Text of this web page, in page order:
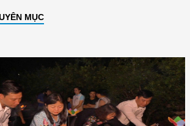
MỤC